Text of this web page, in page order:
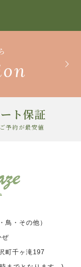
ト保証
予約が最安値
鳥・その他）
ぜ
町千ヶ滝197